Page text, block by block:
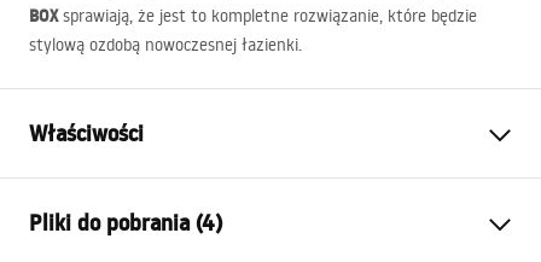
BOXsprawiają, że jest to kompletne rozwiązanie, które będzie
stylową ozdobą nowoczesnej łazienki.
Właściwości
Materiał:
Pliki do pobrania (4)